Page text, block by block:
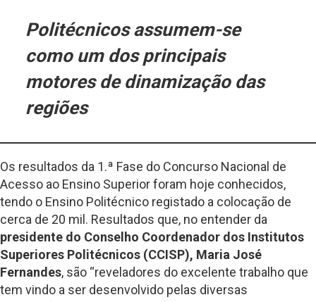
Politécnicos assumem-se
como um dos principais
motores de dinamização das
regiões
Os resultados da 1.ª Fase do Concurso Nacional de
Acesso ao Ensino Superior foram hoje conhecidos,
tendo o Ensino Politécnico registado a colocação de
cerca de 20 mil. Resultados que, no entender da
presidente do Conselho Coordenador dos Institutos
Superiores Politécnicos (CCISP), Maria José
Fernandes, são “reveladores do excelente trabalho que
tem vindo a ser desenvolvido pelas diversas